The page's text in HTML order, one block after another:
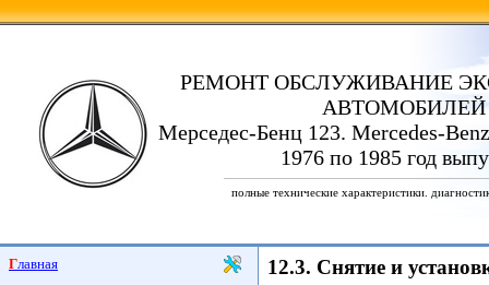
РЕМОНТ ОБСЛУЖИВАНИЕ
АВТОМОБИЛЕЙ
Мерседес-Бенц 123. Mercedes-
1976 по 1985 год
полные технические характеристики.
Главная 12.3. Снятие и